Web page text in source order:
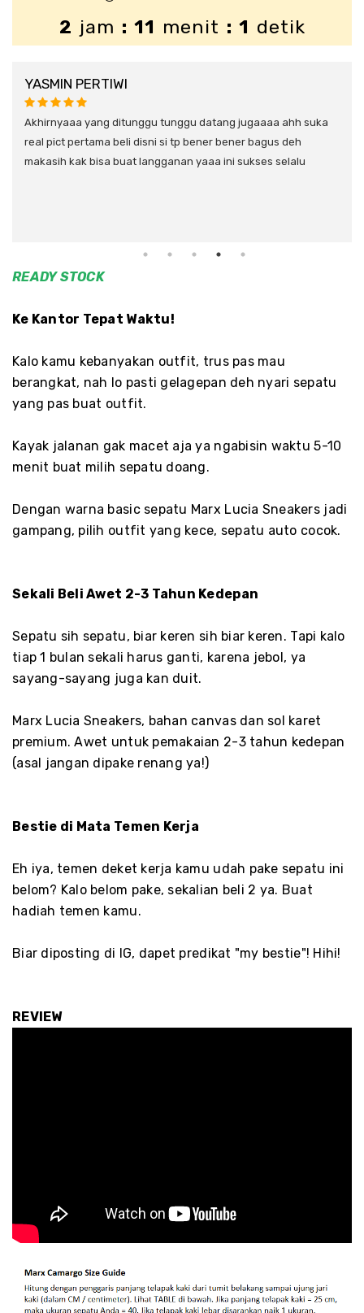
2 jam : 11 menit : 0 detik
YASMIN PERTIWI
Akhirnyaaa yang ditunggu tunggu datang jugaaaa ahh suka
real pict pertama beli disni si tp bener bener bagus deh
makasih kak bisa buat langganan yaaa ini sukses selalu
READYSTOCK
Ke Kantor Tepat Waktu!
Kalo kamu kebanyakan outfit, trus pas mau
berangkat, nah lo pasti gelagepan deh nyari sepatu
yang pas buat outfit.
Kayak jalanan gak macet aja ya ngabisin waktu 5-10
menit buat milih sepatu doang.
Dengan warna basic sepatu Marx Lucia Sneakers jadi
gampang, pilih outfit yang kece, sepatu auto cocok.
Sekali Beli Awet 2-3 Tahun Kedepan
Sepatu sih sepatu, biar keren sih biar keren. Tapi kalo
tiap 1 bulan sekali harus ganti, karena jebol, ya
sayang-sayang juga kan duit.
Marx Lucia Sneakers, bahan canvas dan sol karet
premium. Awet untuk pemakaian 2-3 tahun kedepan
(asal jangan dipake renang ya!)
Bestie di Mata Temen Kerja
Eh iya, temen deket kerja kamu udah pake sepatu ini
belom? Kalo belom pake, sekalian beli 2 ya. Buat
hadiah temen kamu.
Biar diposting di IG, dapet predikat "my bestie"! Hihi!
REVIEW